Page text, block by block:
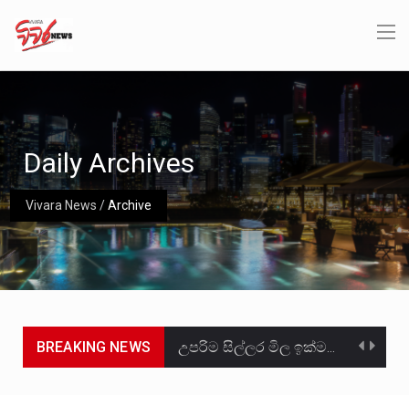
Vivara News /Archive
Daily Archives
BREAKING NEWS